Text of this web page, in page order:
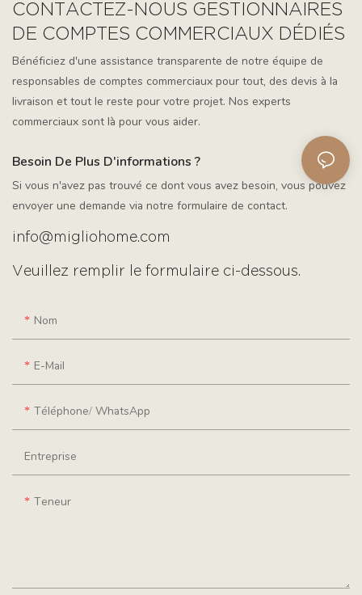
CONTACTEZ-NOUS GESTIONNAIRES
DE COMPTES COMMERCIAUX DÉDIÉS
Bénéficiez d'une assistance transparente de notre équipe de
responsables de comptes commerciaux pour tout, des devis à la
livraison et tout le reste pour votre projet. Nos experts
commerciaux sont là pour vous aider.
Besoin De Plus D'informations ?
Si vous n'avez pas trouvé ce dont vous avez besoin, vous pouvez
envoyer une demande via notre formulaire de contact.
info@migliohome.com
Veuillez remplir le formulaire ci-dessous.
Nom
E-Mail
Téléphone/ WhatsApp
Entreprise
Teneur